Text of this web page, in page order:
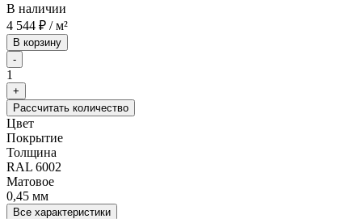
В наличии
4 544 ₽ / м²
В корзину
-
1
+
Рассчитать количество
Цвет
Покрытие
Толщина
RAL 6002
Матовое
0,45 мм
Все характеристики